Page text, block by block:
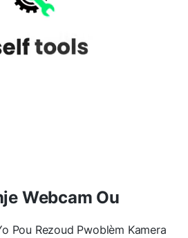
Webcam Ou
Pou Rezoud Pwoblèm Kamera